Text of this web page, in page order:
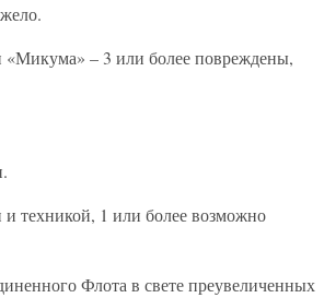
– 3 или более повреждены,
техникой, 1 или более возможно
Флота в свете преувеличенных